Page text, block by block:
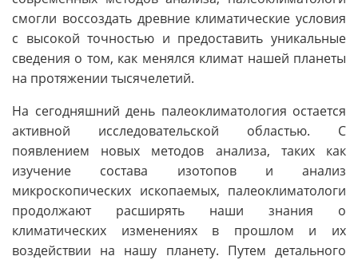
смогли воссоздать древние климатические условия
с высокой точностью и предоставить уникальные
сведения о том, как менялся климат нашей планеты
на протяжении тысячелетий.
На сегодняшний день палеоклиматология остается
активной исследовательской областью. C
появлением новых методов анализа, таких как
изучение состава изотопов и анализ
микроскопических ископаемых, палеоклиматологи
продолжают расширять наши знания о
климатических изменениях в прошлом и их
воздействии на нашу планету. Путем детального